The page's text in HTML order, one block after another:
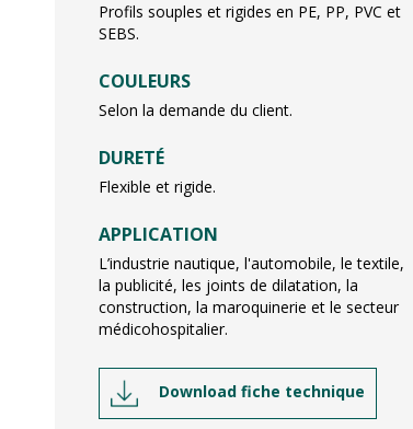
Profils souples et rigides en PE, PP, PVC et
SEBS.
COULEURS
Selon la demande du client.
DURETÉ
Flexible et rigide.
APPLICATION
L’industrie nautique, l'automobile, le textile,
la publicité, les joints de dilatation, la
construction, la maroquinerie et le secteur
médicohospitalier.
Download fiche technique